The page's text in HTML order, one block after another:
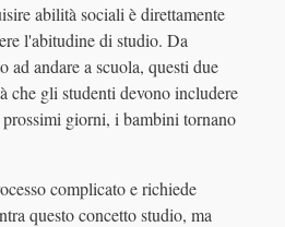
abilità sociali è direttamente
l'abitudine di studio. Da
ad andare a scuola, questi due
che gli studenti devono includere
giorni, i bambini tornano
complicato e richiede
questo concetto studio, ma